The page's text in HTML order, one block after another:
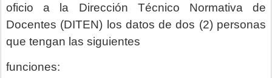
oficio a la Dirección Técnico Normativa de
Docentes (DITEN) los datos de dos (2) personas
que tengan las siguientes
funciones: